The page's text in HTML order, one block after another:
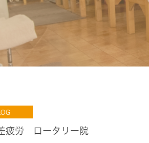
疲労 ロータリー院